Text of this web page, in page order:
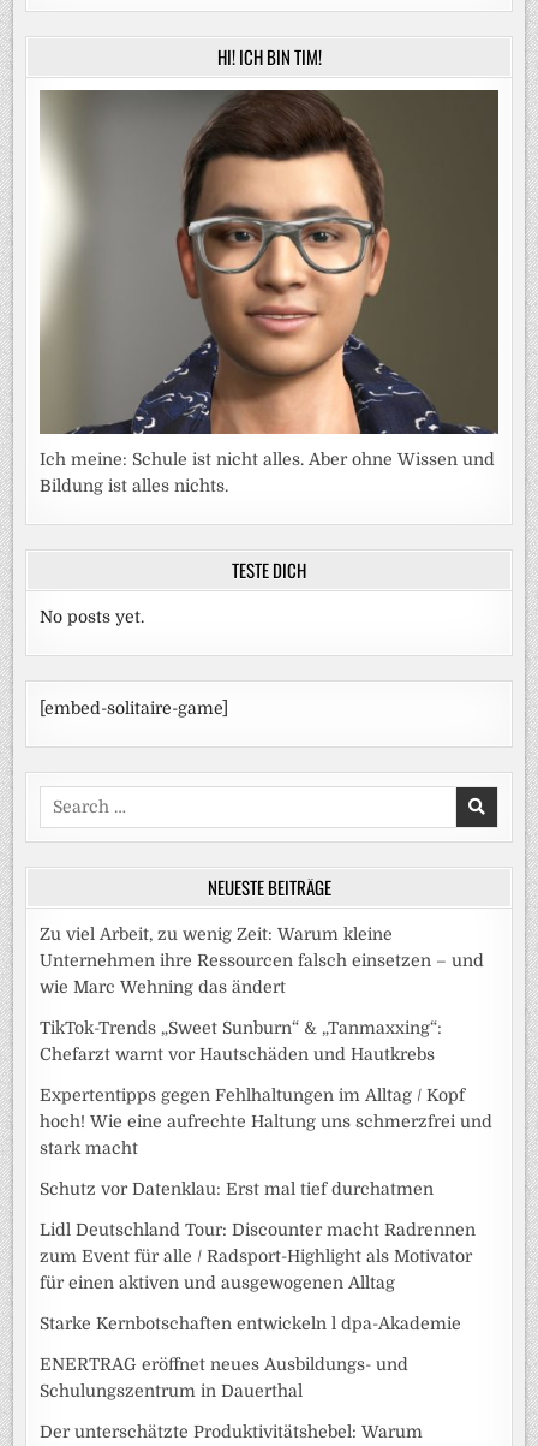
HI! ICH BIN TIM!
Ich meine: Schule ist nicht alles. Aber ohne Wissen und
Bildung ist alles nichts.
TESTE DICH
No posts yet.
[embed-solitaire-game]
Search
for:
NEUESTE BEITRÄGE
Zu viel Arbeit, zu wenig Zeit: Warum kleine
Unternehmen ihre Ressourcen falsch einsetzen – und
wie Marc Wehning das ändert
TikTok-Trends „Sweet Sunburn“ & „Tanmaxxing“:
Chefarzt warnt vor Hautschäden und Hautkrebs
Expertentipps gegen Fehlhaltungen im Alltag / Kopf
hoch! Wie eine aufrechte Haltung uns schmerzfrei und
stark macht
Schutz vor Datenklau: Erst mal tief durchatmen
Lidl Deutschland Tour: Discounter macht Radrennen
zum Event für alle / Radsport-Highlight als Motivator
für einen aktiven und ausgewogenen Alltag
Starke Kernbotschaften entwickeln l dpa-Akademie
ENERTRAG eröffnet neues Ausbildungs- und
Schulungszentrum in Dauerthal
Der unterschätzte Produktivitätshebel: Warum